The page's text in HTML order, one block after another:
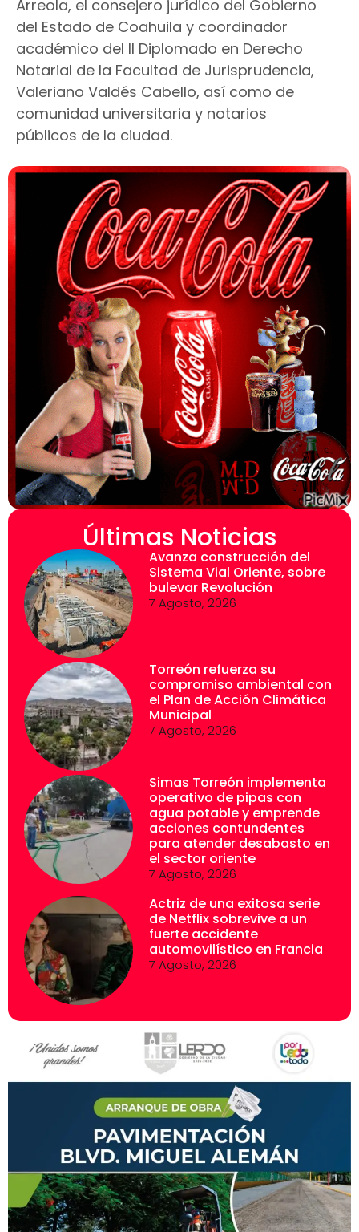
Arreola, el consejero jurídico del Gobierno
del Estado de Coahuila y coordinador
académico del II Diplomado en Derecho
Notarial de la Facultad de Jurisprudencia,
Valeriano Valdés Cabello, así como de
comunidad universitaria y notarios
públicos de la ciudad.
Últimas Noticias
Avanza construcción del
Sistema Vial Oriente, sobre
bulevar Revolución
7 Agosto, 2026
Torreón refuerza su
compromiso ambiental con
el Plan de Acción Climática
Municipal
7 Agosto, 2026
Simas Torreón implementa
operativo de pipas con
agua potable y emprende
acciones contundentes
para atender desabasto en
el sector oriente
7 Agosto, 2026
Actriz de una exitosa serie
de Netflix sobrevive a un
fuerte accidente
automovilístico en Francia
7 Agosto, 2026